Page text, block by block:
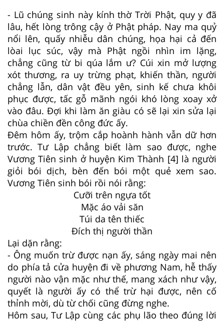
- Lũ chúng sinh này kính thờ Trời Phật, quy y đã
lâu, hết lòng trông cậy ở Phật pháp. Nay ma quỷ
nổi lên, quấy nhiễu dân chúng, họa hại cả đến
lòai lục súc, vậy mà Phật ngồi nhìn im lặng,
chẳng cũng từ bi qúa lắm ư? Cúi xin mở lượng
xót thương, ra uy trừng phạt, khiến thần, người
chẳng lẫn, dân vật đều yên, sinh kế chưa khôi
phục được, tấc gỗ mãnh ngói khó lòng xoay xở
vào đâu. Ðợi khi làm ăn giàu có sẽ lại xin sửa lại
chùa chiền đền công đức ấy.
Ðêm hôm ấy, trộm cắp hoành hành vẫn dữ hơn
trước. Tư Lập chẳng biết làm sao được, nghe
Vương Tiên sinh ở huyện Kim Thành [4] là người
giỏi bói dịch, bèn đến bói một quẻ xem sao.
Vương Tiên sinh bói rồi nói rằng:
Cưỡi trên ngựa tốt
Mặc áo vải săn
Túi da tên thiếc
Ðích thị người thần
Lại dặn rằng:
- Ông muốn trừ được nạn ấy, sáng ngày mai nên
do phía tả cửa huyện đi về phương Nam, hễ thấy
người nào vận mặc như thế, mang xách như vậy,
quyết là người ấy có thể trừ hại được, nên cố
thỉnh mời, dù từ chối cũng đừng nghe.
Hôm sau, Tư Lập cùng các phụ lão theo đúng lời